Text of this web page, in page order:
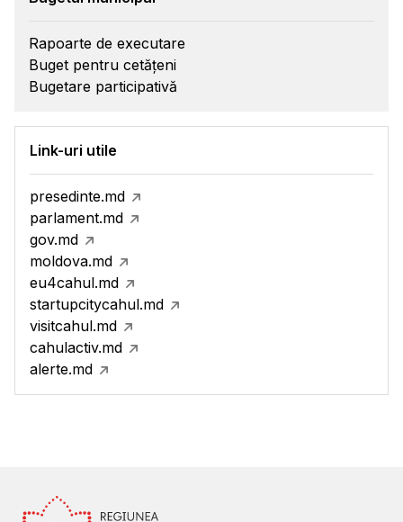
Rapoarte de executare
Buget pentru cetățeni
Bugetare participativă
Link-uri utile
presedinte.md
parlament.md
gov.md
moldova.md
eu4cahul.md
startupcitycahul.md
visitcahul.md
cahulactiv.md
alerte.md